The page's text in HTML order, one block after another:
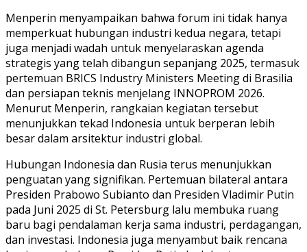
Menperin menyampaikan bahwa forum ini tidak hanya
memperkuat hubungan industri kedua negara, tetapi
juga menjadi wadah untuk menyelaraskan agenda
strategis yang telah dibangun sepanjang 2025, termasuk
pertemuan BRICS Industry Ministers Meeting di Brasilia
dan persiapan teknis menjelang INNOPROM 2026.
Menurut Menperin, rangkaian kegiatan tersebut
menunjukkan tekad Indonesia untuk berperan lebih
besar dalam arsitektur industri global.
Hubungan Indonesia dan Rusia terus menunjukkan
penguatan yang signifikan. Pertemuan bilateral antara
Presiden Prabowo Subianto dan Presiden Vladimir Putin
pada Juni 2025 di St. Petersburg lalu membuka ruang
baru bagi pendalaman kerja sama industri, perdagangan,
dan investasi. Indonesia juga menyambut baik rencana